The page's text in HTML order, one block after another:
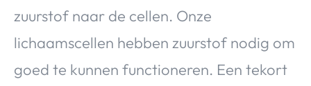
zuurstof naar de cellen. Onze
lichaamscellen hebben zuurstof nodig om
goed te kunnen functioneren. Een tekort